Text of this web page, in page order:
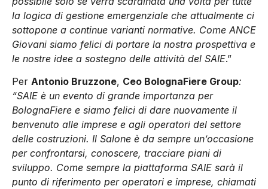
la logica di gestione emergenziale che attualmente ci
sottopone a continue varianti normative. Come ANCE
Giovani siamo felici di portare la nostra prospettiva e
le nostre idee a sostegno delle attività del SAIE.”
Per Antonio Bruzzone, Ceo BolognaFiere Group:
“SAIE è un evento di grande importanza per
BolognaFiere e siamo felici di dare nuovamente il
benvenuto alle imprese e agli operatori del settore
delle costruzioni. Il Salone è da sempre un’occasione
per confrontarsi, conoscere, tracciare piani di
sviluppo. Come sempre la piattaforma SAIE sarà il
punto di riferimento per operatori e imprese, chiamati